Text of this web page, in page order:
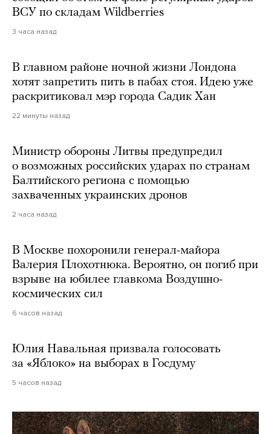
ВСУ по складам Wildberries
3 часа назад
В главном районе ночной жизни Лондона
хотят запретить пить в пабах стоя. Идею уже
раскритиковал мэр города Садик Хан
22 минуты назад
Министр обороны Литвы предупредил
о возможных российских ударах по странам
Балтийского региона с помощью
захваченных украинских дронов
2 часа назад
В Москве похоронили генерал-майора
Валерия Плохотнюка. Вероятно, он погиб при
взрыве на юбилее главкома Воздушно-
космических сил
6 часов назад
Юлия Навальная призвала голосовать
за «Яблоко» на выборах в Госдуму
5 часов назад